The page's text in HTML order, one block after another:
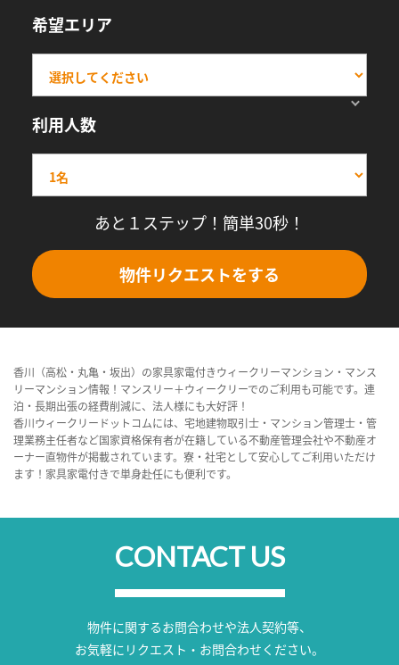
希望エリア
利用人数
あと１ステップ！簡単30秒！
物件リクエストをする
香川（高松・丸亀・坂出）の家具家電付きウィークリーマンション・マンス
リーマンション情報！マンスリー＋ウィークリーでのご利用も可能です。連
泊・長期出張の経費削減に、法人様にも大好評！
香川ウィークリードットコムには、宅地建物取引士・マンション管理士・管
理業務主任者など国家資格保有者が在籍している不動産管理会社や不動産オ
ーナー直物件が掲載されています。寮・社宅として安心してご利用いただけ
ます！家具家電付きで単身赴任にも便利です。
CONTACT US
物件に関するお問合わせや法人契約等、
お気軽にリクエスト・お問合わせください。